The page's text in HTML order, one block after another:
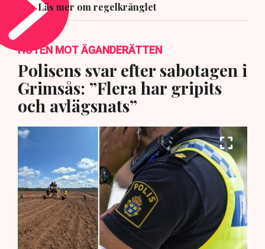
Läs mer om regelkrånglet
HOTEN MOT ÄGANDERÄTTEN
Polisens svar efter sabotagen i
Grimsås: ”Flera har gripits
och avlägsnats”